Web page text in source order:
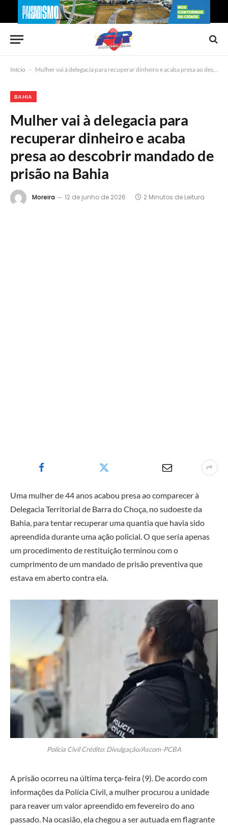
Início - Mulher vai à delegacia para recuperar dinheiro e acaba presa ao descobrir mandado de prisão na Bahia
BAHIA
Mulher vai à delegacia para
recuperar dinheiro e acaba
presa ao descobrir mandado de
prisão na Bahia
Moreira 12 de junho de 2026 2 Minutos de Leitura
Uma mulher de 44 anos acabou presa ao comparecer à
Delegacia Territorial de Barra do Choça, no sudoeste da
Bahia, para tentar recuperar uma quantia que havia sido
apreendida durante uma ação policial. O que seria apenas
um procedimento de restituição terminou com o
cumprimento de um mandado de prisão preventiva que
estava em aberto contra ela.
Polícia Civil Crédito: Divulgação/Ascom-PCBA
A prisão ocorreu na última terça-feira (9). De acordo com
informações da Polícia Civil, a mulher procurou a unidade
para reaver um valor apreendido em fevereiro do ano
passado. Na ocasião, ela chegou a ser autuada em flagrante